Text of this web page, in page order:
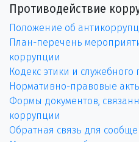
Противодействие
Положение об
План-перечень
коррупции
Кодекс этики и
Нормативно-правовые
Формы документов,
коррупции
Обратная связь для